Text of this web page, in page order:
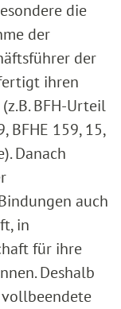
die
der
der
ihren
BFH-Urteil
BFHE 159, 15,
Danach
auch
in
für ihre
Deshalb